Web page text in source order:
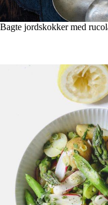
Bagte jordskokker med